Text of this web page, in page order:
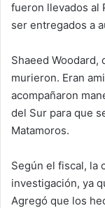
fueron llevados al
ser entregados a
Shaeed Woodard,
murieron. Eran
acompañaron
del Sur para que
Matamoros.
Según el fiscal, la
investigación, ya
Agregó que los